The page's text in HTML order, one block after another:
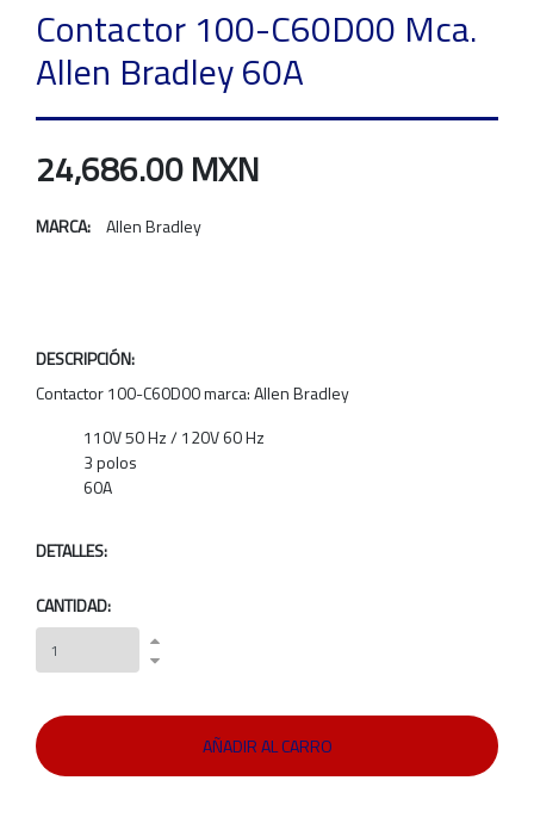
Contactor 100-C60D00 Mca.
Allen Bradley 60A
24,686.00 MXN
MARCA: Allen Bradley
DESCRIPCIÓN:
Contactor 100-C60D00 marca: Allen Bradley
110V 50 Hz / 120V 60 Hz
3 polos
60A
DETALLES:
CANTIDAD: